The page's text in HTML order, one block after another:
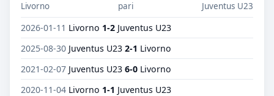
Livorno pari Juventus U23
2026-01-11 Livorno 1-2 Juventus U23
2025-08-30 Juventus U23 2-1 Livorno
2021-02-07 Juventus U23 6-0 Livorno
2020-11-04 Livorno 1-1 Juventus U23